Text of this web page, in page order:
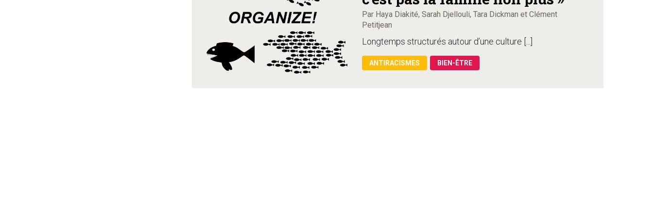
Par Haya Diakité, Sarah Djellouli, Tara Dickman et Clément
Petitjean
Longtemps structurés autour d’une culture [...]
ANTIRACISMES BIEN-ÊTRE